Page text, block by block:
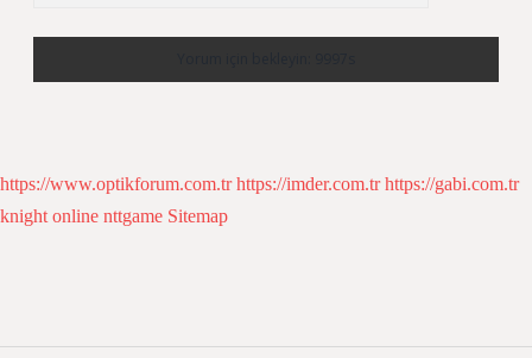
https://www.optikforum.com.tr https://imder.com.tr https://gabi.com.tr
knight online nttgame Sitemap